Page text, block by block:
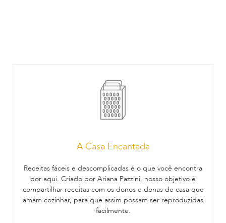
A Casa Encantada
Receitas fáceis e descomplicadas é o que você encontra
por aqui. Criado por Ariana Pazzini, nosso objetivo é
compartilhar receitas com os donos e donas de casa que
amam cozinhar, para que assim possam ser reproduzidas
facilmente.